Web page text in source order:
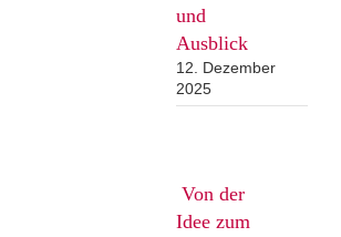
und
Ausblick
12. Dezember
2025
Von der
Idee zum